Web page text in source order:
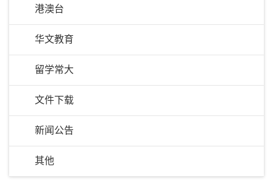
港澳台
华文教育
留学常大
文件下载
新闻公告
其他